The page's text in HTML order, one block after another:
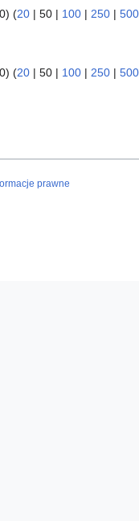
) (20 | 50 | 100 | 250 | 500
) (20 | 50 | 100 | 250 | 500
prawne